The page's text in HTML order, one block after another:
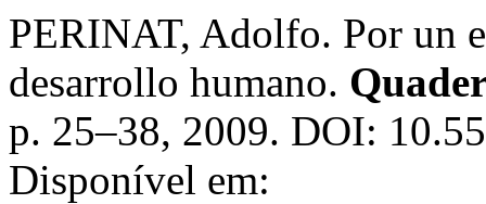
PERINAT, Adolfo. Por un
desarrollo humano.
p. 25–38, 2009. DOI:
Disponível em: